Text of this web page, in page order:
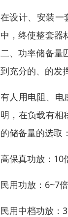
在设计、安装一
中，终使整套器
二、功率储备量
到充分的、的发
有人用电阻、电
明，在负载有相
的储备量的选取：
高保真功放：10
民用功放：6~7倍
民用中档功放：